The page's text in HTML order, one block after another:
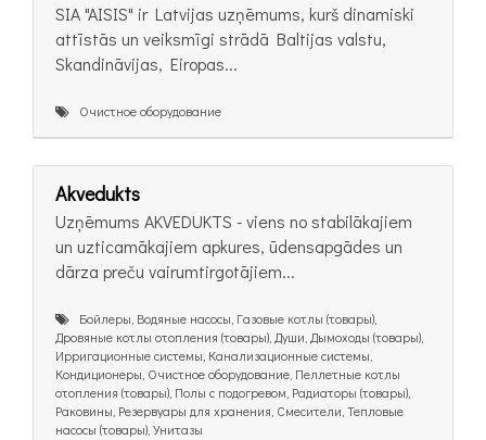
SIA "AISIS" ir Latvijas uzņēmums, kurš dinamiski
attīstās un veiksmīgi strādā Baltijas valstu,
Skandināvijas, Eiropas...
Очистное оборудование
Akvedukts
Uzņēmums AKVEDUKTS - viens no stabilākajiem
un uzticamākajiem apkures, ūdensapgādes un
dārza preču vairumtirgotājiem...
Бойлеры, Водяные насосы, Газовые котлы (товары),
Дровяные котлы отопления (товары), Души, Дымоходы (товары),
Ирригационные системы, Канализационные системы,
Кондиционеры, Очистное оборудование, Пеллетные котлы
отопления (товары), Полы с подогревом, Радиаторы (товары),
Раковины, Резервуары для хранения, Смесители, Тепловые
насосы (товары), Унитазы